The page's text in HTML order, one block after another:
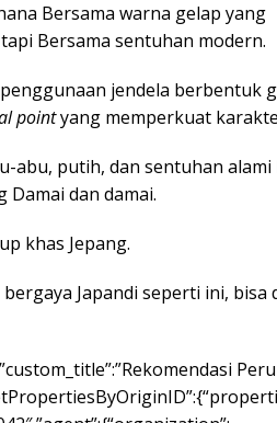
Bersama warna gelap yang
Bersama sentuhan modern.
jendela berbentuk
pointyang memperkuat
abu, putih, dan sentuhan alami
Damai dan damai.
khas Jepang.
Japandi seperti ini, bisa